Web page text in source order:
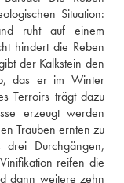
Situation:
ruht auf einem
hindert die Reben
der Kalkstein den
das er im Winter
Terroirs trägt dazu
erzeugt werden
Trauben ernten zu
Durchgängen,
reifen die
dann weitere zehn